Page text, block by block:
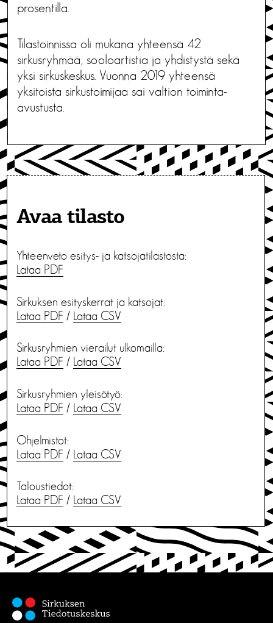
prosentilla.
Tilastoinnissa oli mukana yhteensä 42
sirkusryhmää, sooloartistia ja yhdistystä sekä
yksi sirkuskeskus. Vuonna 2019 yhteensä
yksitoista sirkustoimijaa sai valtion toiminta-
avustusta.
Avaa tilasto
Yhteenveto esitys- ja katsojatilastosta:
Lataa PDF
Sirkuksen esityskerrat ja katsojat:
Lataa PDF / Lataa CSV
Sirkusryhmien vierailut ulkomailla:
Lataa PDF / Lataa CSV
Sirkusryhmien yleisötyö:
Lataa PDF / Lataa CSV
Ohjelmistot:
Lataa PDF / Lataa CSV
Taloustiedot:
Lataa PDF / Lataa CSV